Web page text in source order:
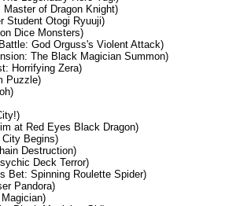
of Dragon Knight)
Student Otogi Ryuuji)
Dice Monsters)
God Orguss's Violent Attack)
The Black Magician Summon)
Horrifying Zera)
Puzzle)
at Red Eyes Black Dragon)
Begins)
Destruction)
Deck Terror)
Bet: Spinning Roulette Spider)
Pandora)